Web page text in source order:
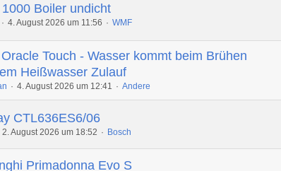
Boiler undicht
4. August 2026 um 11:56 WMF
Touch - Wasser kommt beim Brühen
Heißwasser Zulauf
4. August 2026 um 12:41 Andere
CTL636ES6/06
2. August 2026 um 18:52 Bosch
Primadonna Evo S